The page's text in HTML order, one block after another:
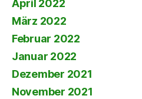
April 2022
März 2022
Februar 2022
Januar 2022
Dezember 2021
November 2021